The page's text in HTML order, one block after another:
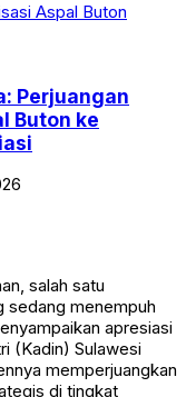
Perjuangan
Buton ke
salah satu
sedang menempuh
apresiasi
(Kadin) Sulawesi
memperjuangkan
di tingkat